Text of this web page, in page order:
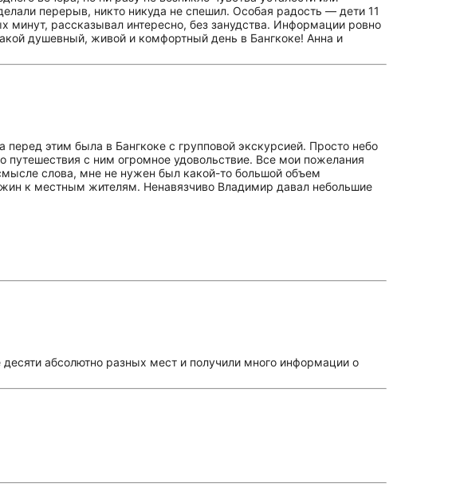
перерыв, никто никуда не спешил. Особая радость — дети 11
минут, рассказывал интересно, без занудства. Информации ровно
душевный, живой и комфортный день в Бангкоке! Анна и
перед этим была в Бангкоке с групповой экскурсией. Просто небо
с ним огромное удовольствие. Все мои пожелания
слова, мне не нужен был какой-то большой объем
к местным жителям. Ненавязчиво Владимир давал небольшие
абсолютно разных мест и получили много информации о